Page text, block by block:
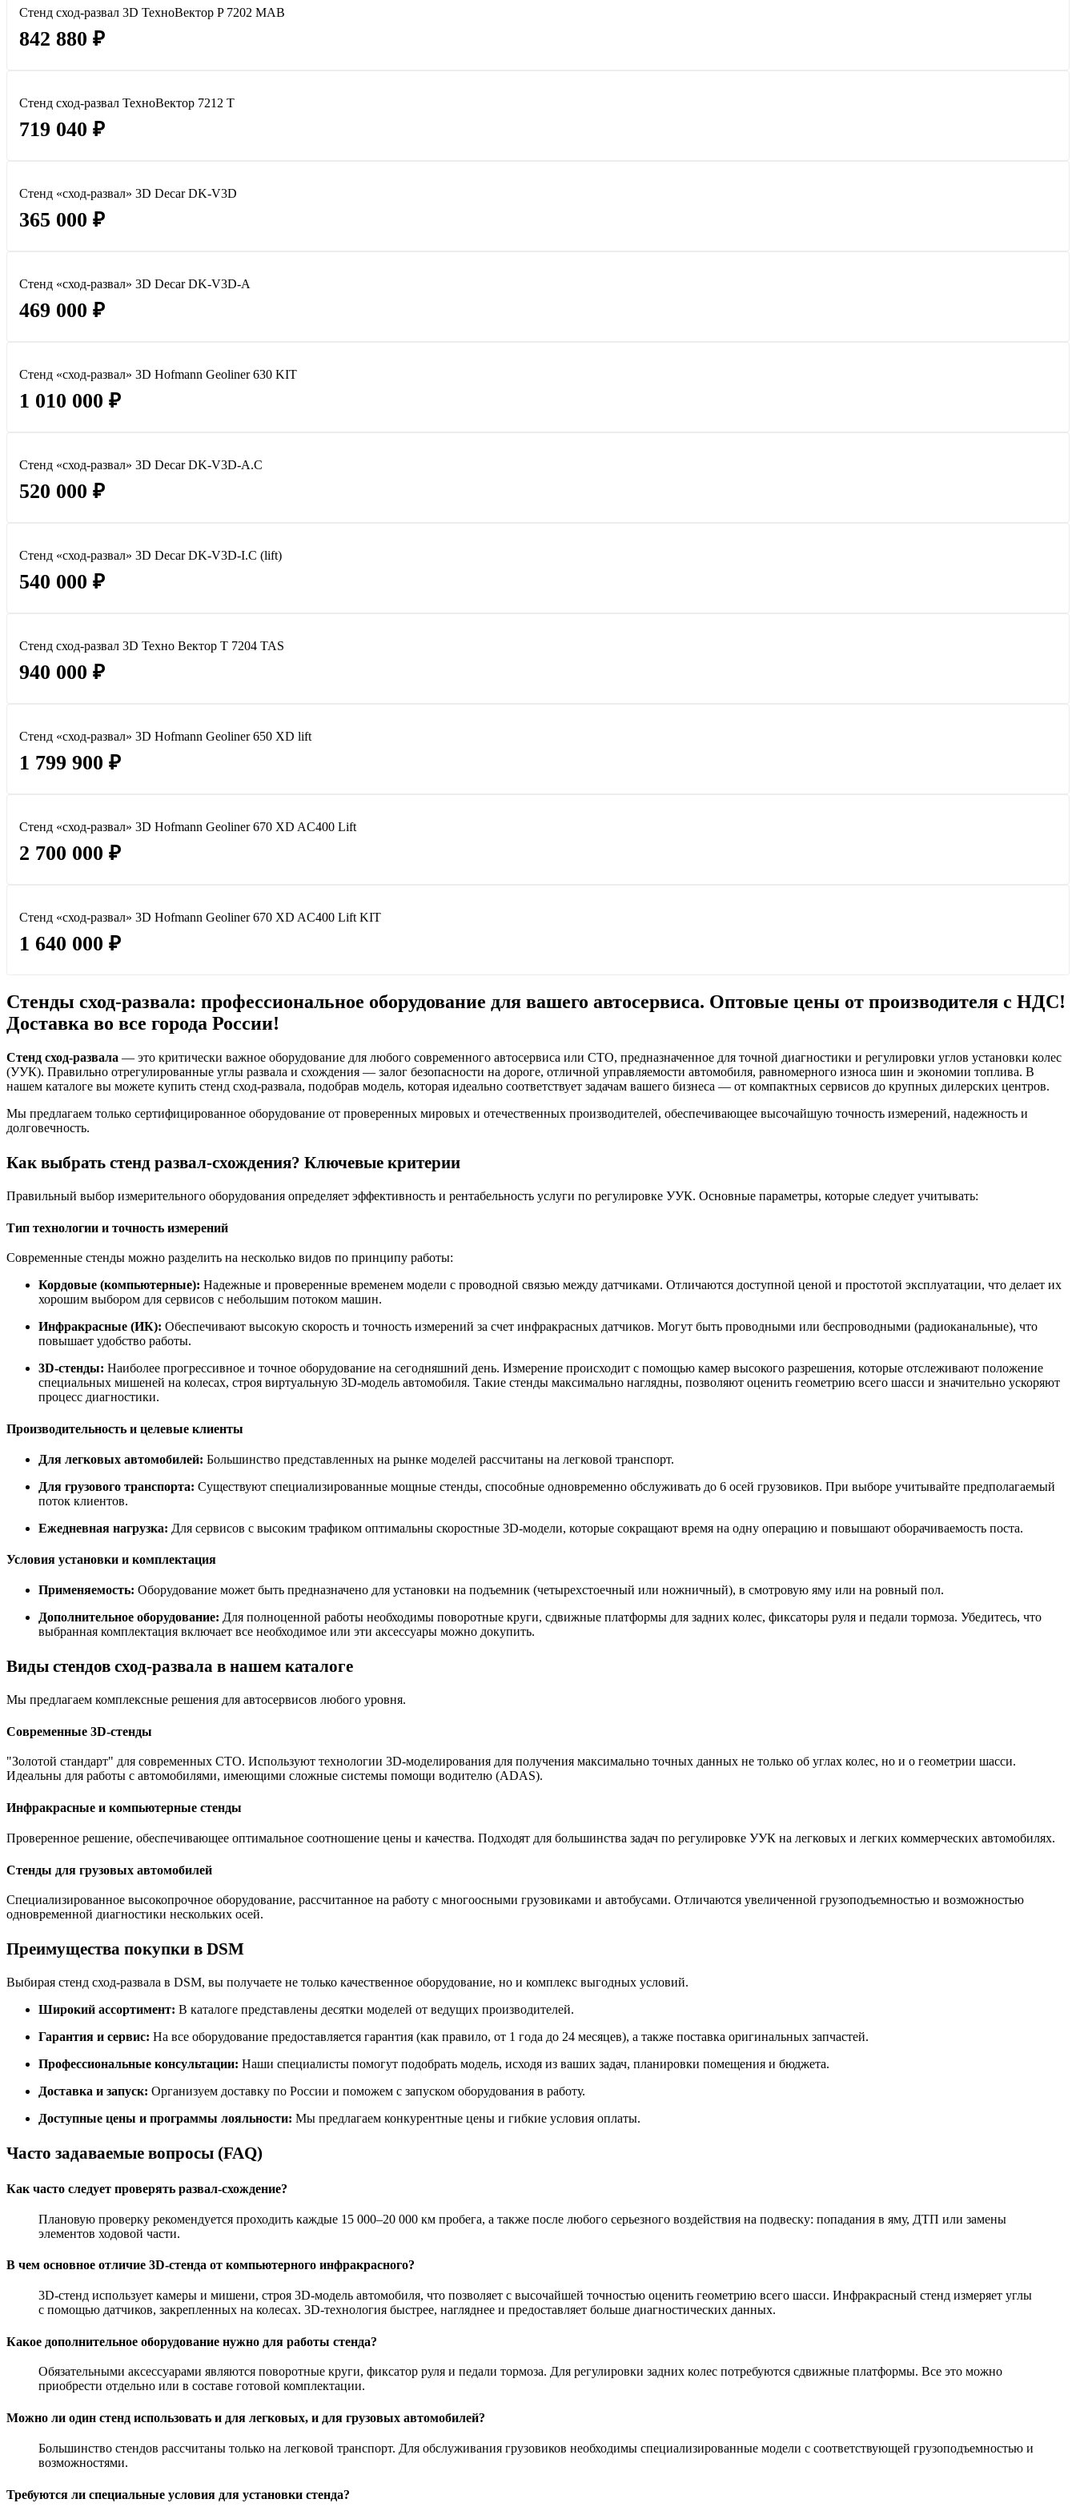
Стенд сход-развал 3D ТехноВектор P 7202 MAB
842 880 ₽
Стенд сход-развал ТехноВектор 7212 T
719 040 ₽
Стенд «сход-развал» 3D Decar DK-V3D
365 000 ₽
Стенд «сход-развал» 3D Decar DK-V3D-A
469 000 ₽
Стенд «сход-развал» 3D Hofmann Geoliner 630 KIT
1 010 000 ₽
Стенд «сход-развал» 3D Decar DK-V3D-A.C
520 000 ₽
Стенд «сход-развал» 3D Decar DK-V3D-I.C (lift)
540 000 ₽
Стенд сход-развал 3D Техно Вектор T 7204 TAS
940 000 ₽
Стенд «сход-развал» 3D Hofmann Geoliner 650 XD lift
1 799 900 ₽
Стенд «сход-развал» 3D Hofmann Geoliner 670 XD AC400 Lift
2 700 000 ₽
Стенд «сход-развал» 3D Hofmann Geoliner 670 XD AC400 Lift KIT
1 640 000 ₽
Стенды сход-развала: профессиональное оборудование для вашего автосервиса. Оптовые цены от производителя с НДС!
Доставка во все города России!
Стенд сход-развала — это критически важное оборудование для любого современного автосервиса или СТО, предназначенное для точной диагностики и регулировки углов установки колес
(УУК). Правильно отрегулированные углы развала и схождения — залог безопасности на дороге, отличной управляемости автомобиля, равномерного износа шин и экономии топлива. В
нашем каталоге вы можете купить стенд сход-развала, подобрав модель, которая идеально соответствует задачам вашего бизнеса — от компактных сервисов до крупных дилерских центров.
Мы предлагаем только сертифицированное оборудование от проверенных мировых и отечественных производителей, обеспечивающее высочайшую точность измерений, надежность и
долговечность.
Как выбрать стенд развал-схождения? Ключевые критерии
Правильный выбор измерительного оборудования определяет эффективность и рентабельность услуги по регулировке УУК. Основные параметры, которые следует учитывать:
Тип технологии и точность измерений
Современные стенды можно разделить на несколько видов по принципу работы:
Кордовые (компьютерные): Надежные и проверенные временем модели с проводной связью между датчиками. Отличаются доступной ценой и простотой эксплуатации, что делает их
хорошим выбором для сервисов с небольшим потоком машин.
Инфракрасные (ИК): Обеспечивают высокую скорость и точность измерений за счет инфракрасных датчиков. Могут быть проводными или беспроводными (радиоканальные), что
повышает удобство работы.
3D-стенды: Наиболее прогрессивное и точное оборудование на сегодняшний день. Измерение происходит с помощью камер высокого разрешения, которые отслеживают положение
специальных мишеней на колесах, строя виртуальную 3D-модель автомобиля. Такие стенды максимально наглядны, позволяют оценить геометрию всего шасси и значительно ускоряют
процесс диагностики.
Производительность и целевые клиенты
Для легковых автомобилей: Большинство представленных на рынке моделей рассчитаны на легковой транспорт.
Для грузового транспорта: Существуют специализированные мощные стенды, способные одновременно обслуживать до 6 осей грузовиков. При выборе учитывайте предполагаемый
поток клиентов.
Ежедневная нагрузка: Для сервисов с высоким трафиком оптимальны скоростные 3D-модели, которые сокращают время на одну операцию и повышают оборачиваемость поста.
Условия установки и комплектация
Применяемость: Оборудование может быть предназначено для установки на подъемник (четырехстоечный или ножничный), в смотровую яму или на ровный пол.
Дополнительное оборудование: Для полноценной работы необходимы поворотные круги, сдвижные платформы для задних колес, фиксаторы руля и педали тормоза. Убедитесь, что
выбранная комплектация включает все необходимое или эти аксессуары можно докупить.
Виды стендов сход-развала в нашем каталоге
Мы предлагаем комплексные решения для автосервисов любого уровня.
Современные 3D-стенды
"Золотой стандарт" для современных СТО. Используют технологии 3D-моделирования для получения максимально точных данных не только об углах колес, но и о геометрии шасси.
Идеальны для работы с автомобилями, имеющими сложные системы помощи водителю (ADAS).
Инфракрасные и компьютерные стенды
Проверенное решение, обеспечивающее оптимальное соотношение цены и качества. Подходят для большинства задач по регулировке УУК на легковых и легких коммерческих автомобилях.
Стенды для грузовых автомобилей
Специализированное высокопрочное оборудование, рассчитанное на работу с многоосными грузовиками и автобусами. Отличаются увеличенной грузоподъемностью и возможностью
одновременной диагностики нескольких осей.
Преимущества покупки в DSM
Выбирая стенд сход-развала в DSM, вы получаете не только качественное оборудование, но и комплекс выгодных условий.
Широкий ассортимент: В каталоге представлены десятки моделей от ведущих производителей.
Гарантия и сервис: На все оборудование предоставляется гарантия (как правило, от 1 года до 24 месяцев), а также поставка оригинальных запчастей.
Профессиональные консультации: Наши специалисты помогут подобрать модель, исходя из ваших задач, планировки помещения и бюджета.
Доставка и запуск: Организуем доставку по России и поможем с запуском оборудования в работу.
Доступные цены и программы лояльности: Мы предлагаем конкурентные цены и гибкие условия оплаты.
Часто задаваемые вопросы (FAQ)
Как часто следует проверять развал-схождение?
Плановую проверку рекомендуется проходить каждые 15 000–20 000 км пробега, а также после любого серьезного воздействия на подвеску: попадания в яму, ДТП или замены
элементов ходовой части.
В чем основное отличие 3D-стенда от компьютерного инфракрасного?
3D-стенд использует камеры и мишени, строя 3D-модель автомобиля, что позволяет с высочайшей точностью оценить геометрию всего шасси. Инфракрасный стенд измеряет углы
с помощью датчиков, закрепленных на колесах. 3D-технология быстрее, нагляднее и предоставляет больше диагностических данных.
Какое дополнительное оборудование нужно для работы стенда?
Обязательными аксессуарами являются поворотные круги, фиксатор руля и педали тормоза. Для регулировки задних колес потребуются сдвижные платформы. Все это можно
приобрести отдельно или в составе готовой комплектации.
Можно ли один стенд использовать и для легковых, и для грузовых автомобилей?
Большинство стендов рассчитаны только на легковой транспорт. Для обслуживания грузовиков необходимы специализированные модели с соответствующей грузоподъемностью и
возможностями.
Требуются ли специальные условия для установки стенда?